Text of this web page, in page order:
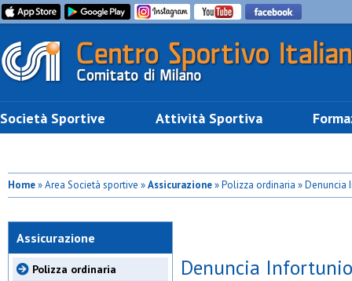
Società Sportive Attività Sportiva
Home» Area Società sportive »Assicurazione» Polizza ordinaria » Denuncia
Assicurazione
Polizza ordinaria Denuncia Infortunio